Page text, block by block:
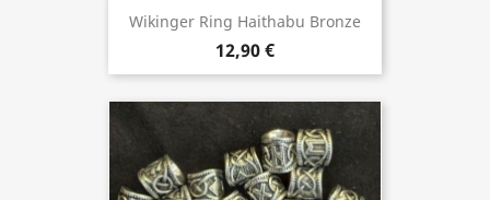
Wikinger Ring Haithabu Bronze
12,90 €